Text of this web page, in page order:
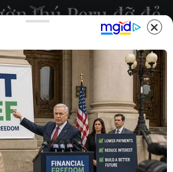
thú Peru đỡ đẻ
hổ Bengal quý
hiếm
08/2019 02:47